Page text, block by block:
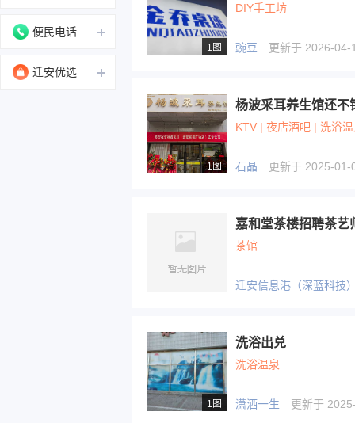
便民电话
迁安优选
1图
DIY手工坊
豌豆 更新于 2026-04-
1图
杨波采耳养生馆还不
KTV | 夜店酒吧 | 洗浴
石晶 更新于 2025-01-
茶馆
迁安信息港（深蓝科技
1图
洗浴出兑
洗浴温泉
潇洒一生 更新于